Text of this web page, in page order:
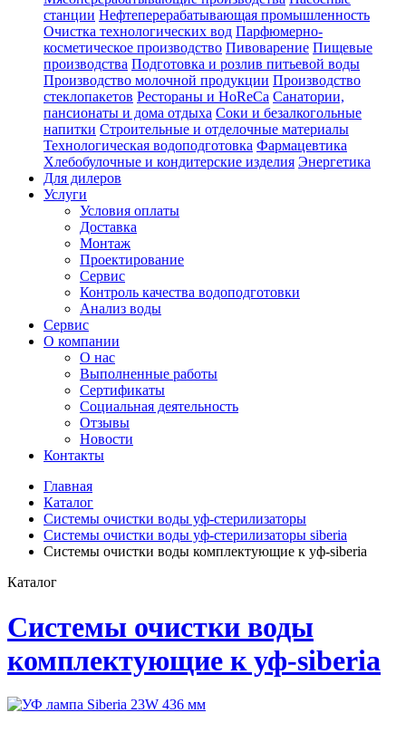
станции Нефтеперерабатывающая промышленность
Очистка технологических вод Парфюмерно-
косметическое производство Пивоварение Пищевые
производства Подготовка и розлив питьевой воды
Производство молочной продукции Производство
стеклопакетов Рестораны и HoReCa Санатории,
пансионаты и дома отдыха Соки и безалкогольные
напитки Строительные и отделочные материалы
Технологическая водоподготовка Фармацевтика
Хлебобулочные и кондитерские изделия Энергетика
Для дилеров
Услуги
Условия оплаты
Доставка
Монтаж
Проектирование
Сервис
Контроль качества водоподготовки
Анализ воды
Сервис
О компании
О нас
Выполненные работы
Сертификаты
Социальная деятельность
Отзывы
Новости
Контакты
Главная
Каталог
Системы очистки воды уф-стерилизаторы
Системы очистки воды уф-стерилизаторы siberia
Системы очистки воды комплектующие к уф-siberia
Каталог
Системы очистки воды
комплектующие к уф-siberia